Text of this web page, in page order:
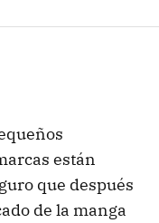
están
que después
de la manga